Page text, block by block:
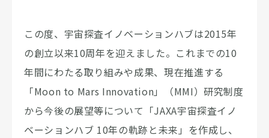
この度、宇宙探査イノベーションハブは2015年
の創立以来10周年を迎えました。これまでの10
年間にわたる取り組みや成果、現在推進する
「Moon to Mars Innovation」（MMI）研究制度
から今後の展望等について「JAXA宇宙探査イノ
ベーションハブ 10年の軌跡と未来」を作成し、